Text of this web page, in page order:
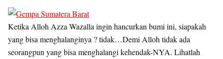
Ketika Alloh Azza Wazalla ingin hancurkan bumi ini, siapakah
yang bisa menghalanginya ? tidak…Demi Alloh tidak ada
seorangpun yang bisa menghalangi kehendak-NYA. Lihatlah